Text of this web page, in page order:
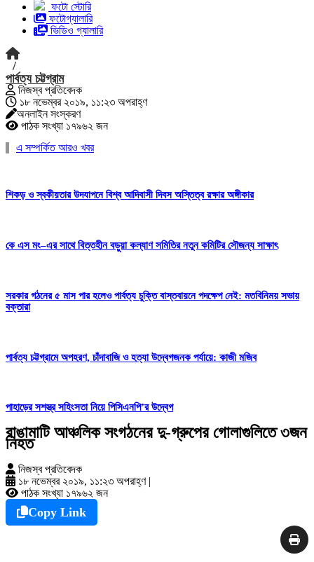
ফটো স্টোরি
ফটোগ্যালারি
ভিডিও গ্যালারি
/
পার্বত্য চট্টগ্রাম
নিজস্ব প্রতিবেদক
১৮ নভেম্বর ২০১৯, ১১:২৩ অপরাহ্ণ
অনলাইন সংস্করণ
পাঠক সংখ্যা ১৭৯৬২ জন
এ সম্পর্কিত আরও খবর
শিকড় ও স্বকীয়তার উদযাপনে বিশ্ব আদিবাসী দিবস অস্তিত্ব রক্ষার অঙ্গীকার
কে এস মং–এর সাথে বিত্তহীন বড়ুয়া কল্যাণ সমিতির নতুন কমিটির সৌজন্য সাক্ষাৎ
সরকার গঠনের ৫ মাস পার হলেও পার্বত্য চুক্তি বাস্তবায়নে পদক্ষেপ নেই: মতবিনিময় সভায়
বক্তারা
পার্বত্য চট্টগ্রামে অপহরণ, চাঁদাবাজি ও হত্যা উদ্বেগজনক পর্যায়ে: কাজী মজিব
পাহাড়ের সশস্ত্র সহিংসতা নিয়ে পিসিএনপি’র উদ্বেগ
রাঙামাটি আঞ্চলিক সংগঠনের দু-গ্রুপের গোলাগুলিতে ৩জন
নিহত
নিজস্ব প্রতিবেদক
১৮ নভেম্বর ২০১৯, ১১:২৩ অপরাহ্ণ |
পাঠক সংখ্যা ১৭৯৬২ জন
Copy Link